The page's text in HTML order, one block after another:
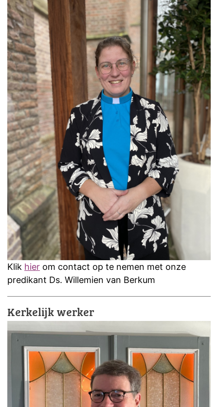
Klik hier om contact op te nemen met onze
predikant Ds. Willemien van Berkum
Kerkelijk werker